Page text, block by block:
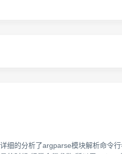
的分析了argparse模块解析命令